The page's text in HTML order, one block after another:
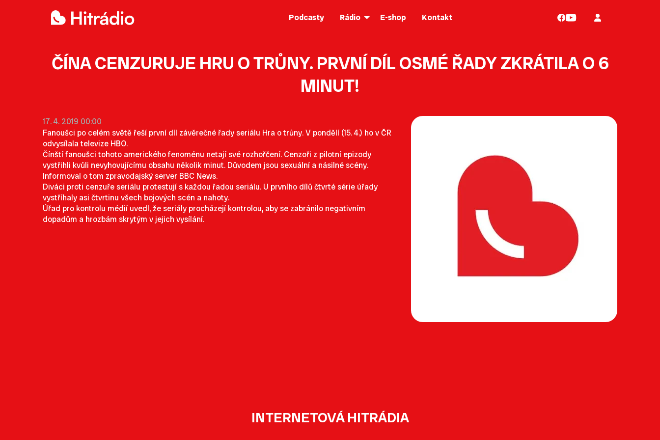
Podcasty Rádio E-shop Kontakt
ČÍNA CENZURUJE HRU O TRŮNY. PRVNÍ DÍL OSMÉ ŘADY ZKRÁTILA O 6
MINUT!
17. 4. 2019 00:00
Fanoušci po celém světě řeší první díl závěrečné řady seriálu Hra o trůny. V pondělí (15. 4.) ho v ČR
odvysílala televize HBO.
Čínští fanoušci tohoto amerického fenoménu netají své rozhořčení. Cenzoři z pilotní epizody
vystřihli kvůli nevyhovujícímu obsahu několik minut. Důvodem jsou sexuální a násilné scény.
Informoval o tom zpravodajský server BBC News.
Diváci proti cenzuře seriálu protestují s každou řadou seriálu. U prvního dílů čtvrté série úřady
vystříhaly asi čtvrtinu všech bojových scén a nahoty.
Úřad pro kontrolu médií uvedl, že seriály procházejí kontrolou, aby se zabránilo negativním
dopadům a hrozbám skrytým v jejich vysílání.
INTERNETOVÁ HITRÁDIA